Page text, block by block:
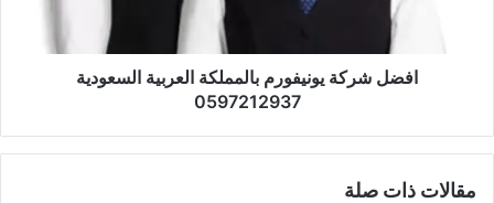
افضل شركة يونيفورم بالمملكة العربية السعودية
0597212937
مقالات ذات صلة